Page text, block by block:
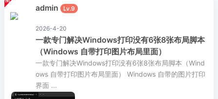
admin Lv.9
2026-4-20
一款专门解决Windows打印没有6张8张布局脚本
（Windows 自带打印图片布局里面）
一款专门解决Windows打印没有6张8张布局脚本（Wind
ows 自带打印图片布局里面） Windows 自带的图片打印
界面 ...